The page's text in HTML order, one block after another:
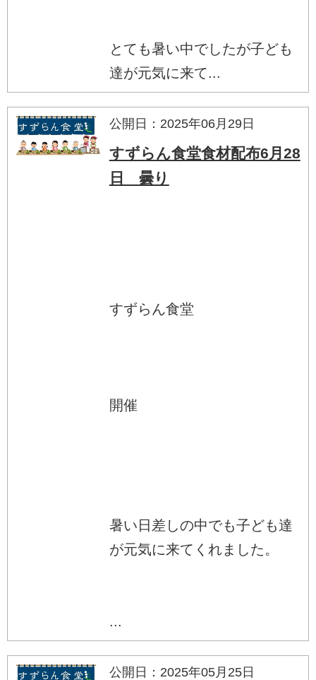
とても暑い中でしたが子ども
達が元気に来て...
公開日：2025年06月29日
すずらん食堂食材配布6月28
日 曇り
すずらん食堂
開催
暑い日差しの中でも子ども達
が元気に来てくれました。
...
公開日：2025年05月25日